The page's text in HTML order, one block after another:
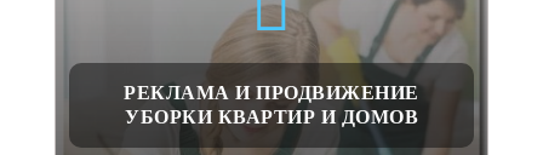
РЕКЛАМА И ПРОДВИЖЕНИЕ
УБОРКИ КВАРТИР И ДОМОВ